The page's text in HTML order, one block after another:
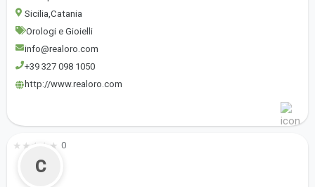
Sicilia,Catania
Orologi e Gioielli
info@realoro.com
+39 327 098 1050
http://www.realoro.com
C
★ ★ ★ ★ ★ 0